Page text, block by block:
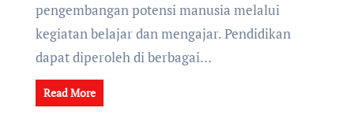
pengembangan potensi manusia melalui
kegiatan belajar dan mengajar. Pendidikan
dapat diperoleh di berbagai…
Read More